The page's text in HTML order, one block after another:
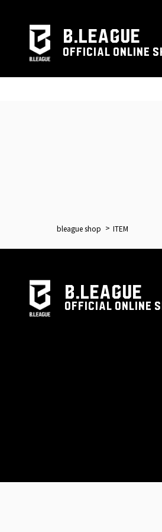
B.LEAGUE
OFFICIAL ONLINE
bleague shop ITEM
B.LEAGUE
OFFICIAL ONLINE